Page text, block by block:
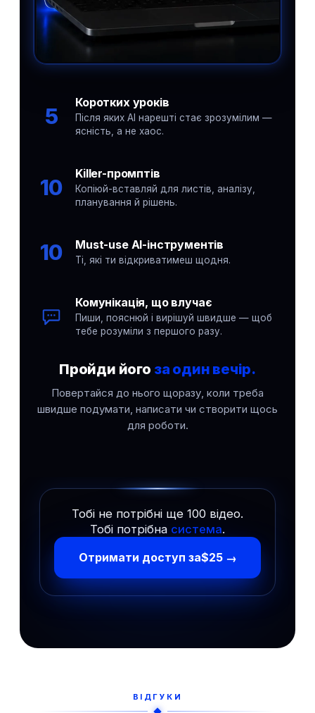
5
Коротких уроків
Після яких AI нарешті стає зрозумілим —
ясність, а не хаос.
10
Killer-промптів
Копіюй-вставляй для листів, аналізу,
планування й рішень.
10 Must-use AI-інструментів
Ті, які ти відкриватимеш щодня.
Комунікація, що влучає
Пиши, пояснюй і вирішуй швидше — щоб
тебе розуміли з першого разу.
Пройди його за один вечір.
Повертайся до нього щоразу, коли треба
швидше подумати, написати чи створити щось
для роботи.
Тобі не потрібні ще 100 відео.
Тобі потрібна система.
Отримати доступ за$25→
ВІДГУКИ